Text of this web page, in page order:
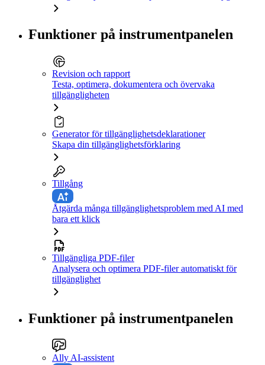
Funktioner på instrumentpanelen
Revision och rapport
Testa, optimera, dokumentera och övervaka
tillgängligheten
Generator för tillgänglighetsdeklarationer
Skapa din tillgänglighetsförklaring
Tillgång
Åtgärda många tillgänglighetsproblem med AI med
bara ett klick
Tillgängliga PDF-filer
Analysera och optimera PDF-filer automatiskt för
tillgänglighet
Funktioner på instrumentpanelen
Ally AI-assistent